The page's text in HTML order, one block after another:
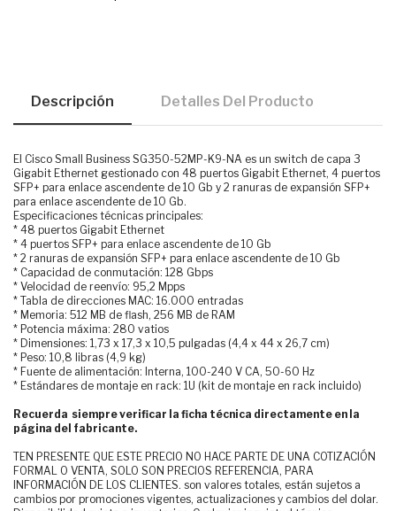
Descripción Detalles Del Producto
El Cisco Small Business SG350-52MP-K9-NA es un switch de capa 3
Gigabit Ethernet gestionado con 48 puertos Gigabit Ethernet, 4 puertos
SFP+ para enlace ascendente de 10 Gb y 2 ranuras de expansión SFP+
para enlace ascendente de 10 Gb.
Especificaciones técnicas principales:
* 48 puertos Gigabit Ethernet
* 4 puertos SFP+ para enlace ascendente de 10 Gb
* 2 ranuras de expansión SFP+ para enlace ascendente de 10 Gb
* Capacidad de conmutación: 128 Gbps
* Velocidad de reenvío: 95,2 Mpps
* Tabla de direcciones MAC: 16.000 entradas
* Memoria: 512 MB de flash, 256 MB de RAM
* Potencia máxima: 280 vatios
* Dimensiones: 1,73 x 17,3 x 10,5 pulgadas (4,4 x 44 x 26,7 cm)
* Peso: 10,8 libras (4,9 kg)
* Fuente de alimentación: Interna, 100-240 V CA, 50-60 Hz
* Estándares de montaje en rack: 1U (kit de montaje en rack incluido)
Recuerda siempre verificar la ficha técnica directamente en la
página del fabricante.
TEN PRESENTE QUE ESTE PRECIO NO HACE PARTE DE UNA COTIZACIÓN
FORMAL O VENTA, SOLO SON PRECIOS REFERENCIA, PARA
INFORMACIÓN DE LOS CLIENTES. son valores totales, están sujetos a
cambios por promociones vigentes, actualizaciones y cambios del dolar.